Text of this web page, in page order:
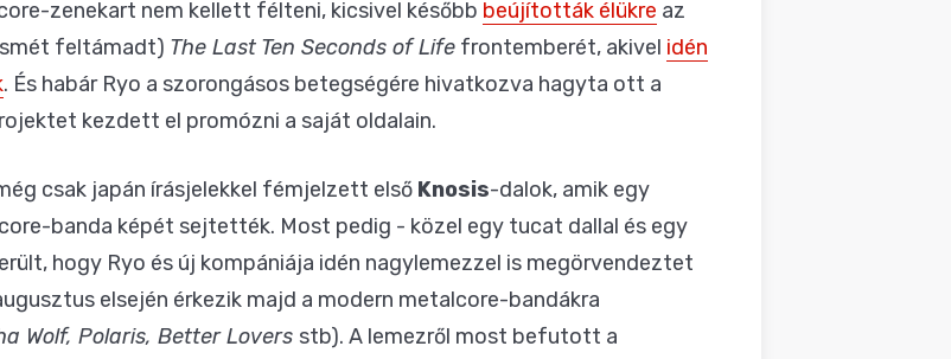
zenekart nem kellett félteni, kicsivel később beújították élükre az
feltámadt) The Last Ten Seconds of Life frontemberét, akivel idén
. És habár Ryo a szorongásos betegségére hivatkozva hagyta ott a
kezdett el promózni a saját oldalain.
csak japán írásjelekkel fémjelzett első Knosis-dalok, amik egy
banda képét sejtették. Most pedig - közel egy tucat dallal és egy
hogy Ryo és új kompániája idén nagylemezzel is megörvendeztet
elsején érkezik majd a modern metalcore-bandákra
Wolf, Polaris, Better Lovers stb). A lemezről most befutott a